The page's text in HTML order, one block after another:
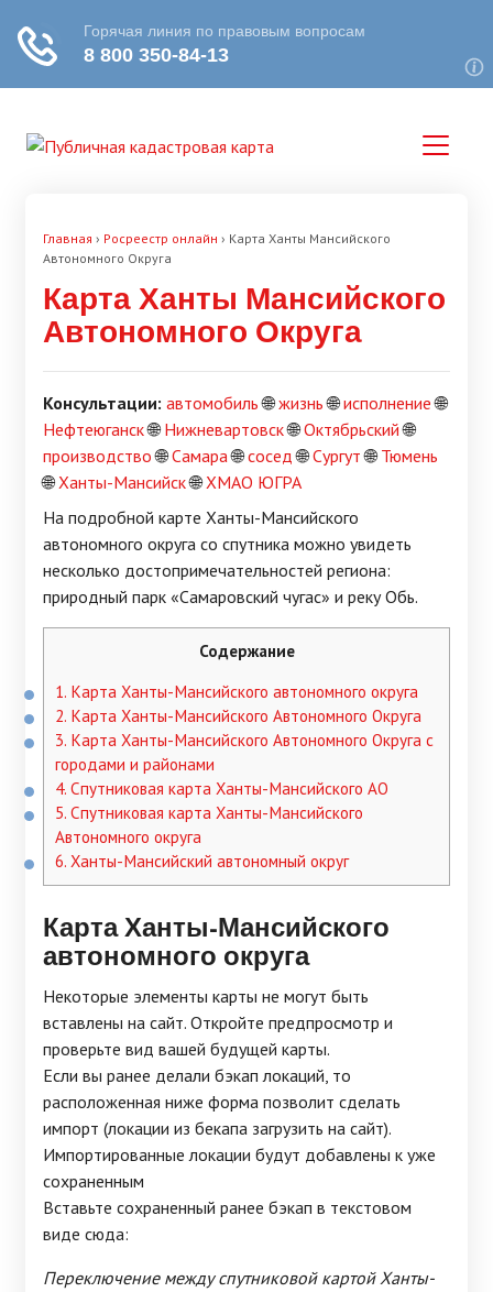
Главная › Pосреестр онлайн › Карта Ханты Мансийского
Автономного Округа
Карта Ханты Мансийского
Автономного Округа
Консультации: автомобиль🌐жизнь🌐исполнение🌐
Нефтеюганск🌐Нижневартовск🌐Октябрьский🌐
производство🌐Самара🌐сосед🌐Сургут🌐Тюмень
🌐Ханты-Мансийск🌐ХМАО ЮГРА
На подробной карте Ханты-Мансийского
автономного округа со спутника можно увидеть
несколько достопримечательностей региона:
природный парк «Самаровский чугас» и реку Обь.
Содержание
1. Карта Ханты-Мансийского автономного округа
2. Карта Ханты-Мансийского Автономного Округа
3. Карта Ханты-Мансийского Автономного Округа с
городами и районами
4. Спутниковая карта Ханты-Мансийского АО
5. Спутниковая карта Ханты-Мансийского
Автономного округа
6. Ханты-Мансийский автономный округ
Карта Ханты-Мансийского
автономного округа
Некоторые элементы карты не могут быть
вставлены на сайт. Откройте предпросмотр и
проверьте вид вашей будущей карты.
Если вы ранее делали бэкап локаций, то
расположенная ниже форма позволит сделать
импорт (локации из бекапа загрузить на сайт).
Импортированные локации будут добавлены к уже
сохраненным
Вставьте сохраненный ранее бэкап в текстовом
виде сюда:
Переключение между спутниковой картой Ханты-